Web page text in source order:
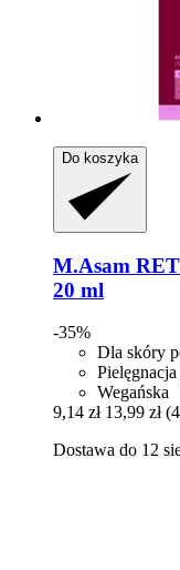
Do koszyka
M.Asam
20 ml
-35%
Dla skóry
Wegańska
9,14 zł 13,99 zł
Dostawa do 12